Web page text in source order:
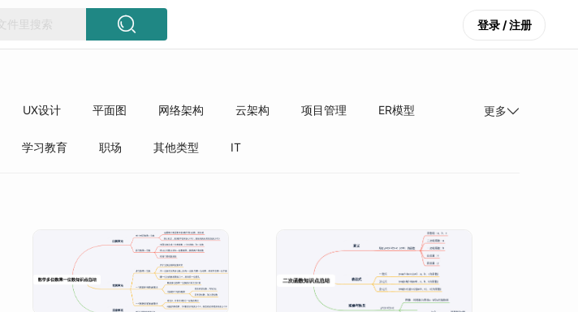
 登录 / 注册
UX设计 平面图 网络架构 云架构 项目管理
ER模型
更多
学习教育 职场 其他类型 IT